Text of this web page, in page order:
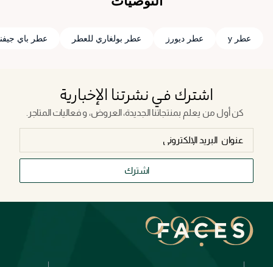
عطر y عطر ديورز عطر بولغاري للعطر عطر باي
اشترك في نشرتنا الإخبارية
كن أول من يعلم بمنتجاتنا الجديدة، العروض، و فعاليات المتاجر.
اشترك